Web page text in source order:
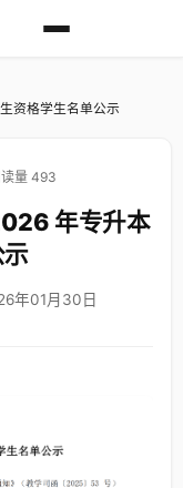
资格学生名单公示
量 493
年专升本
年01月30日